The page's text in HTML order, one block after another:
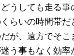
うしても走る
らいの時間帯
が、遠方でそ
う事もなく効率